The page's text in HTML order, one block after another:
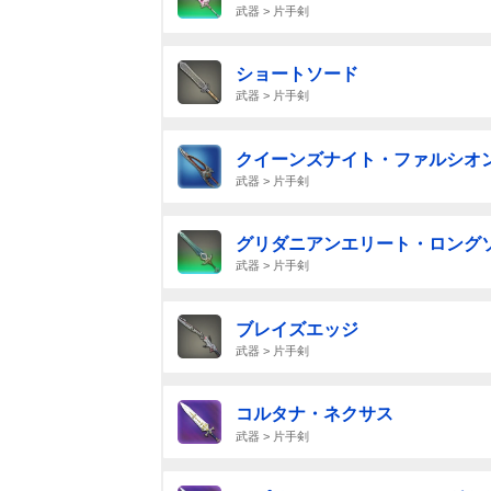
武器 > 片手剣
ショートソード
武器 > 片手剣
クイーンズナイト・ファルシオ
武器 > 片手剣
グリダニアンエリート・ロング
武器 > 片手剣
ブレイズエッジ
武器 > 片手剣
コルタナ・ネクサス
武器 > 片手剣